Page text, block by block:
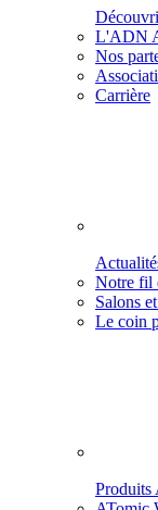
L'ADN
Nos
Carrière
Notre fil
Salons
Le coin
Produits